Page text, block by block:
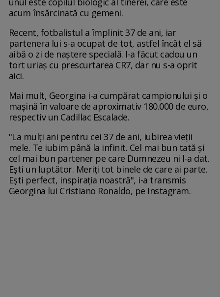
acum însărcinată cu gemeni.
Recent, fotbalistul a împlinit 37 de ani, iar
partenera lui s-a ocupat de tot, astfel încât el să
aibă o zi de naștere specială. I-a făcut cadou un
tort uriaș cu prescurtarea CR7, dar nu s-a oprit
aici.
Mai mult, Georgina i-a cumpărat campionului și o
mașină în valoare de aproximativ 180.000 de euro,
respectiv un Cadillac Escalade.
"La mulți ani pentru cei 37 de ani, iubirea vieții
mele. Te iubim până la infinit. Cel mai bun tată și
cel mai bun partener pe care Dumnezeu ni l-a dat.
Ești un luptător. Meriți tot binele de care ai parte.
Ești perfect, inspirația noastră", i-a transmis
Georgina lui Cristiano Ronaldo, pe Instagram.